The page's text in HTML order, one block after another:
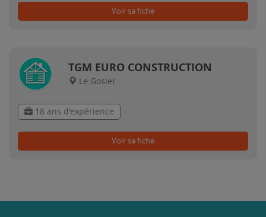
Voir sa fiche
TGM EURO CONSTRUCTION
Le Gosier
18 ans d'expérience
Voir sa fiche